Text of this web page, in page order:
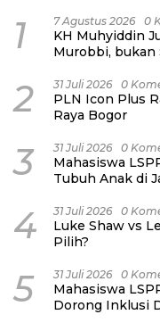
1 7 Agustus 2026 0
KH Muhyiddin
Murobbi, bukan
2 31 Juli 2026 0
PLN Icon Plus
Raya Bogor
3 31 Juli 2026 0
Mahasiswa
Tubuh Anak di
4 31 Juli 2026 0
Luke Shaw vs
Pilih?
5 31 Juli 2026 0
Mahasiswa
Dorong Inklusi